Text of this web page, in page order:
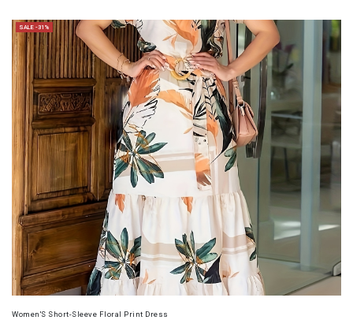
SALE -31%
Women'S Short-Sleeve Floral Print Dress